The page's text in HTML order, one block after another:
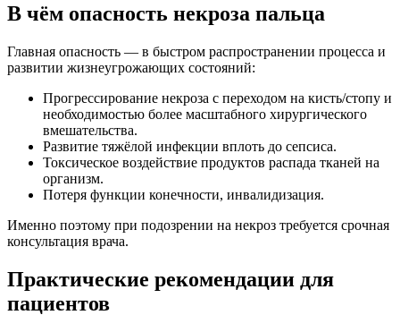
В чём опасность некроза пальца
Главная опасность — в быстром распространении процесса и
развитии жизнеугрожающих состояний:
Прогрессирование некроза с переходом на кисть/стопу и
необходимостью более масштабного хирургического
вмешательства.
Развитие тяжёлой инфекции вплоть до сепсиса.
Токсическое воздействие продуктов распада тканей на
организм.
Потеря функции конечности, инвалидизация.
Именно поэтому при подозрении на некроз требуется срочная
консультация врача.
Практические рекомендации для
пациентов